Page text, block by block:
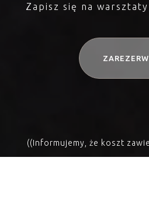
Zapisz się na
((Informujemy, że koszt